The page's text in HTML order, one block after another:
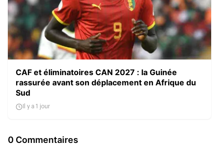
CAF et éliminatoires CAN 2027 : la Guinée
rassurée avant son déplacement en Afrique du
Sud
Il y a 1 jour
0 Commentaires